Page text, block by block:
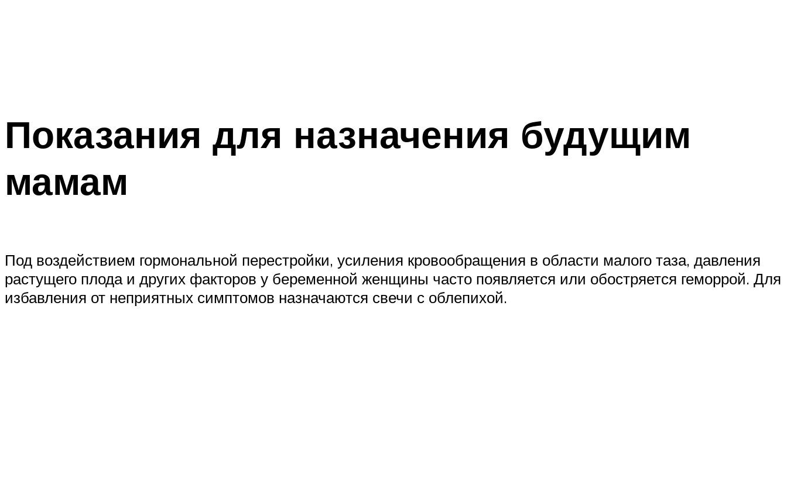
Показания для назначения будущим
мамам
Под воздействием гормональной перестройки, усиления кровообращения в области малого таза, давления
растущего плода и других факторов у беременной женщины часто появляется или обостряется геморрой. Для
избавления от неприятных симптомов назначаются свечи с облепихой.